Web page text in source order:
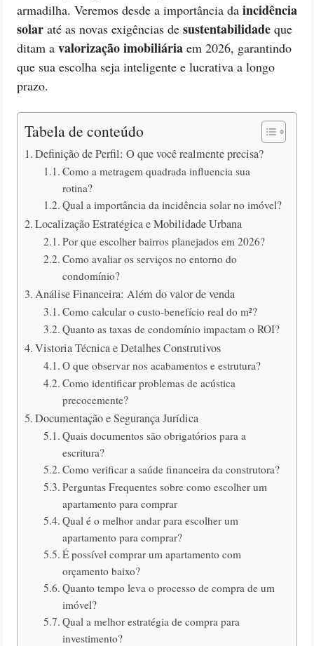
armadilha. Veremos desde a importância da incidência
solar até as novas exigências de sustentabilidade que
ditam a valorização imobiliária em 2026, garantindo
que sua escolha seja inteligente e lucrativa a longo
prazo.
Tabela de conteúdo
Definição de Perfil: O que você realmente precisa?
Como a metragem quadrada influencia sua
rotina?
Qual a importância da incidência solar no imóvel?
Localização Estratégica e Mobilidade Urbana
Por que escolher bairros planejados em 2026?
Como avaliar os serviços no entorno do
condomínio?
Análise Financeira: Além do valor de venda
Como calcular o custo-benefício real do m²?
Quanto as taxas de condomínio impactam o ROI?
Vistoria Técnica e Detalhes Construtivos
O que observar nos acabamentos e estrutura?
Como identificar problemas de acústica
precocemente?
Documentação e Segurança Jurídica
Quais documentos são obrigatórios para a
escritura?
Como verificar a saúde financeira da construtora?
Perguntas Frequentes sobre como escolher um
apartamento para comprar
Qual é o melhor andar para escolher um
apartamento para comprar?
É possível comprar um apartamento com
orçamento baixo?
Quanto tempo leva o processo de compra de um
imóvel?
Qual a melhor estratégia de compra para
investimento?